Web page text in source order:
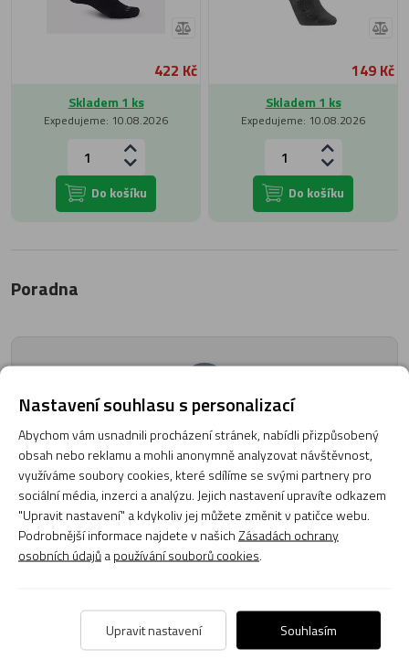
422 Kč
Skladem 1 ks
Expedujeme: 10.08.2026
Do košíku
149 Kč
Skladem 1 ks
Expedujeme: 10.08.2026
Do košíku
Poradna
jsou připraveni odpovídat na Vaše dotazy (pondělí až
pátek, 8:00 až 17:00).
Zeptejte se na co potřebujete, odpovíme co nejdříve.
Položit dotaz
neschvaluje ani neověřuje.
Nastavení souhlasu s personalizací
Abychom vám usnadnili procházení stránek, nabídli přizpůsobený
obsah nebo reklamu a mohli anonymně analyzovat návštěvnost,
využíváme soubory cookies, které sdílíme se svými partnery pro
sociální média, inzerci a analýzu. Jejich nastavení upravíte odkazem
"Upravit nastavení" a kdykoliv jej můžete změnit v patičce webu.
Podrobnější informace najdete v našich Zásadách ochrany
osobních údajůa používání souborů cookies.
Upravit nastavení Souhlasím